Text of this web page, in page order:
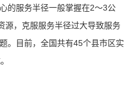
的服务半径一般掌握在2～3公
源，克服服务半径过大导致服务
。目前，全国共有45个县市区实